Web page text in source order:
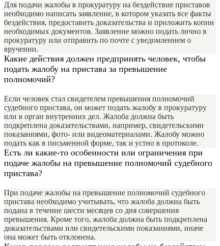
Для подачи жалобы в прокуратуру на бездействие приставов
необходимо написать заявление, в котором указать все факты
бездействия, предоставить доказательства и приложить копии
необходимых документов. Заявление можно подать лично в
прокуратуру или отправить по почте с уведомлением о
вручении.
Какие действия должен предпринять человек, чтобы
подать жалобу на пристава за превышение
полномочий?
Если человек стал свидетелем превышения полномочий
судебного пристава, он может подать жалобу в прокуратуру
или в орган внутренних дел. Жалоба должна быть
подкреплена доказательствами, например, свидетельскими
показаниями, фото- или видеоматериалами. Жалобу можно
подать как в письменной форме, так и устно в протоколе.
Есть ли какие-то особенности или ограничения при
подаче жалобы на превышение полномочий судебного
пристава?
При подаче жалобы на превышение полномочий судебного
пристава необходимо учитывать, что жалоба должна быть
подана в течение шести месяцев со дня совершения
превышения. Кроме того, жалоба должна быть подкреплена
доказательствами или свидетельскими показаниями, иначе
она может быть отклонена.